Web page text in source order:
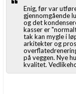
Enig, før var
gjennomgående
og det
kasser er
tak kan mygle i
arkitekter og
på veggen. Nye
kvalitet.